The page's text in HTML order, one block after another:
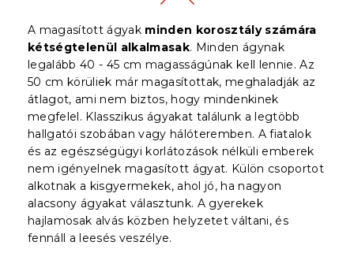
A magasított ágyak minden korosztály számára
kétségtelenül alkalmasak. Minden ágynak
legalább 40 - 45 cm magasságúnak kell lennie. Az
50 cm körüliek már magasítottak, meghaladják az
átlagot, ami nem biztos, hogy mindenkinek
megfelel. Klasszikus ágyakat találunk a legtöbb
hallgatói szobában vagy hálóteremben. A fiatalok
és az egészségügyi korlátozások nélküli emberek
nem igényelnek magasított ágyat. Külön csoportot
alkotnak a kisgyermekek, ahol jó, ha nagyon
alacsony ágyakat választunk. A gyerekek
hajlamosak alvás közben helyzetet váltani, és
fennáll a leesés veszélye.